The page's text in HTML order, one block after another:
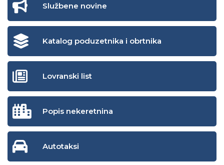
Službene novine
Katalog poduzetnika i obrtnika
Lovranski list
Popis nekeretnina
Autotaksi